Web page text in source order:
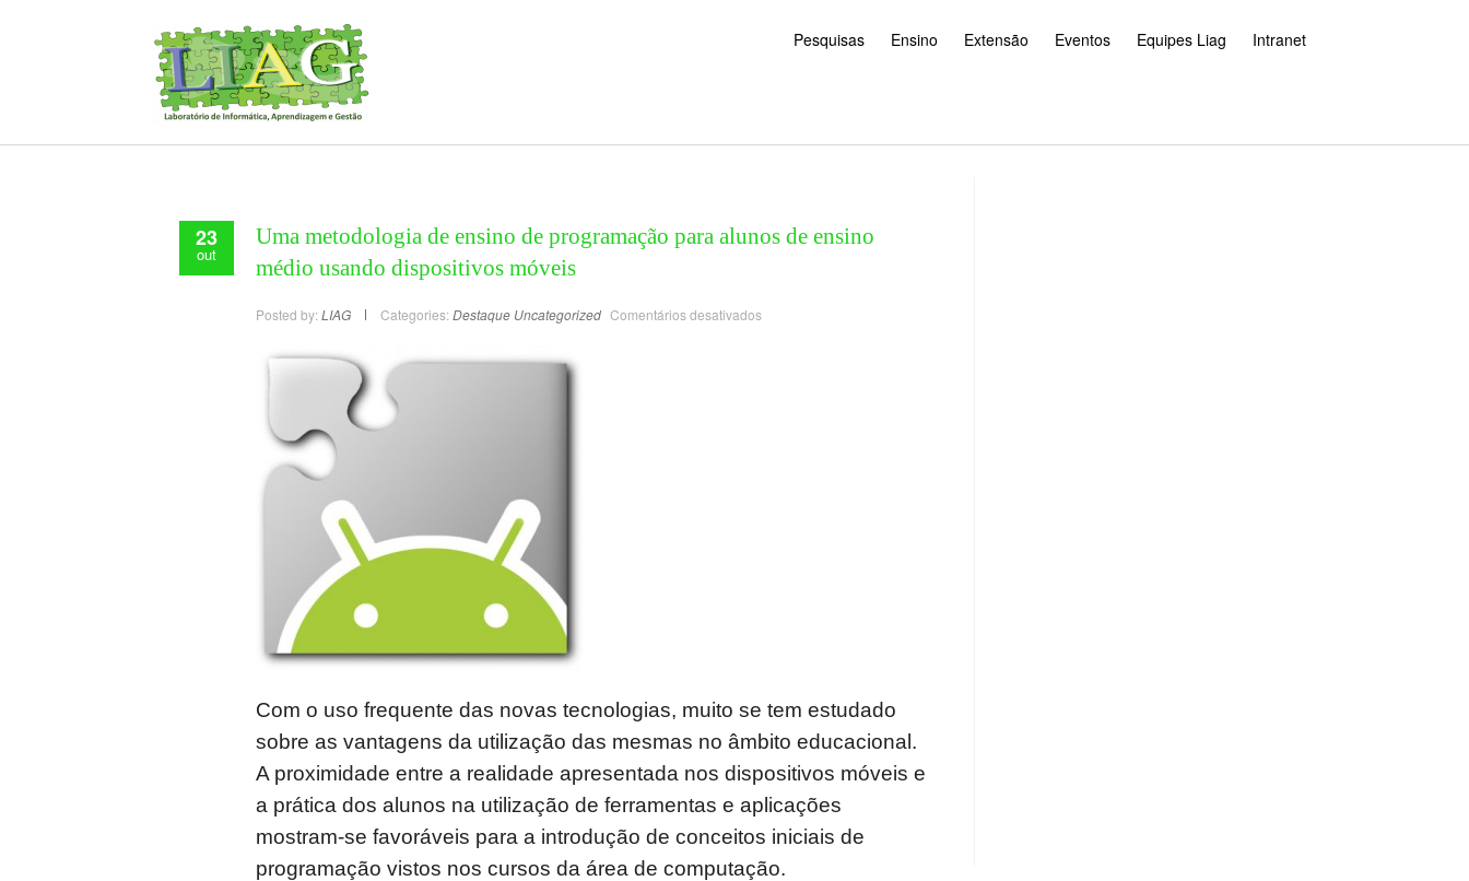
Pesquisas Ensino Extensão Eventos Equipes Liag Intranet
23
out
Uma metodologia de ensino de programação para alunos de ensino
médio usando dispositivos móveis
Posted by: LIAG Categories: Destaque Uncategorized Comentários desativados
Com o uso frequente das novas tecnologias, muito se tem estudado
sobre as vantagens da utilização das mesmas no âmbito educacional.
A proximidade entre a realidade apresentada nos dispositivos móveis e
a prática dos alunos na utilização de ferramentas e aplicações
mostram-se favoráveis para a introdução de conceitos iniciais de
programação vistos nos cursos da área de computação.